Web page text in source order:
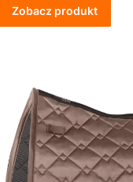
Zobacz produkt